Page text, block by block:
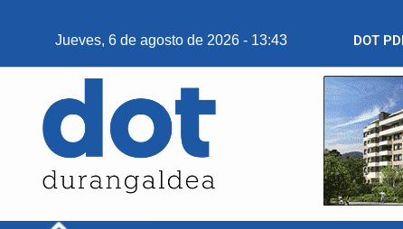
Jueves, 6 de agosto de 2026 - 13:43 DOT